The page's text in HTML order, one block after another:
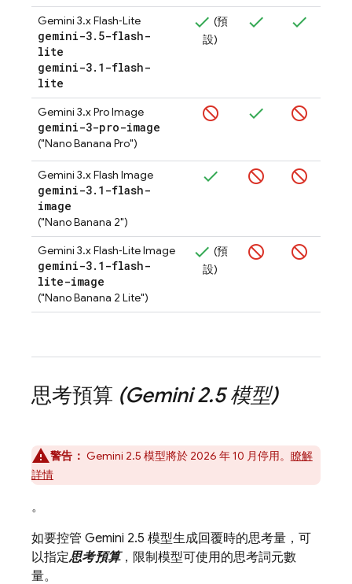
Gemini 3.x Flash‑Lite
gemini-3. 5-flash-
lite
gemini-3. 1-flash-
lite
(預
設)
Gemini 3.x Pro Image
gemini-3-pro-image
("Nano Banana Pro")
Gemini 3.x Flash Image
gemini-3. 1-flash-
image
("Nano Banana 2")
Gemini 3.x Flash‑Lite Image
gemini-3. 1-flash-
lite-image
("Nano Banana 2 Lite")
(預
設)
思考預算 (Gemini 2.5模型)
警告： Gemini 2.5 模型將於 2026 年 10 月停用。 瞭解
詳情
。
如要控管 Gemini 2.5 模型生成回覆時的思考量，可
以指定思考預算，限制模型可使用的思考詞元數
量。